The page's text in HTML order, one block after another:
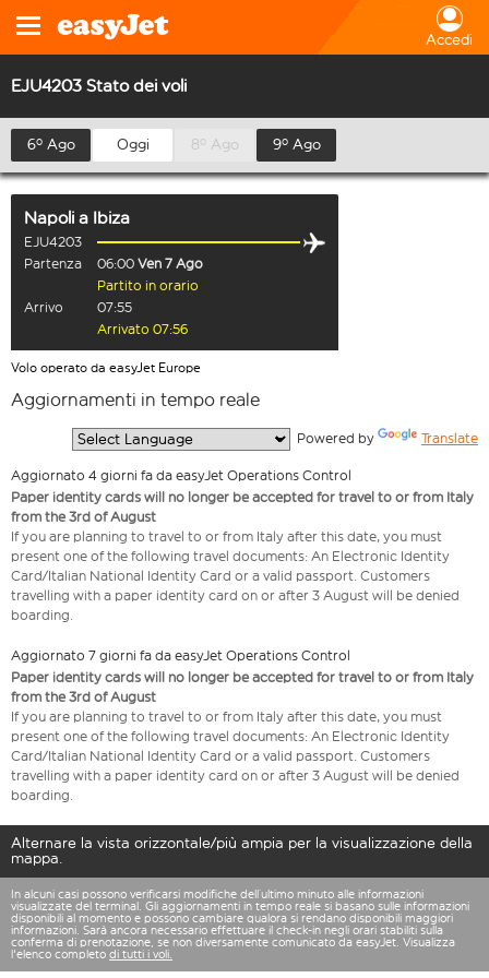
Accedi
EJU4203 Stato dei voli
6º Ago Oggi 8º Ago 9º Ago
Napoli a Ibiza
EJU4203
Partenza
06:00 Ven 7 Ago
Partito in orario
Arrivo
07:55
Arrivato 07:56
Volo operato da easyJet Europe
Aggiornamenti in tempo reale
Powered by Translate
Aggiornato 4 giorni fa da easyJet Operations Control
Paper identity cards will no longer be accepted for travel to or from Italy
from the 3rd of August
If you are planning to travel to or from Italy after this date, you must
present one of the following travel documents: An Electronic Identity
Card/Italian National Identity Card or a valid passport. Customers
travelling with a paper identity card on or after 3 August will be denied
boarding.
Aggiornato 7 giorni fa da easyJet Operations Control
Paper identity cards will no longer be accepted for travel to or from Italy
from the 3rd of August
If you are planning to travel to or from Italy after this date, you must
present one of the following travel documents: An Electronic Identity
Card/Italian National Identity Card or a valid passport. Customers
travelling with a paper identity card on or after 3 August will be denied
boarding.
Alternare la vista orizzontale/più ampia per la visualizzazione della
mappa.
In alcuni casi possono verificarsi modifiche dell’ultimo minuto alle informazioni
visualizzate del terminal. Gli aggiornamenti in tempo reale si basano sulle informazioni
disponibili al momento e possono cambiare qualora si rendano disponibili maggiori
informazioni. Sarà ancora necessario effettuare il check-in negli orari stabiliti sulla
conferma di prenotazione, se non diversamente comunicato da easyJet. Visualizza
l'elenco completo di tutti i voli.